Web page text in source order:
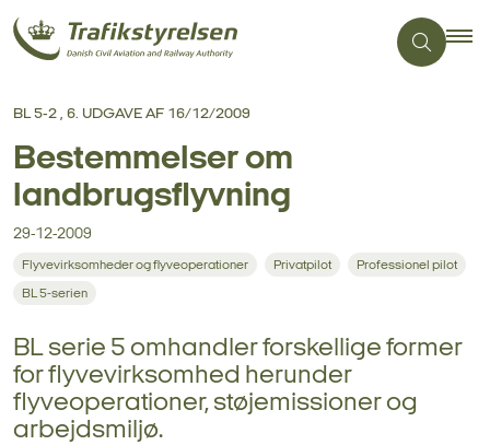
BL 5-2 , 6. UDGAVE AF 16/12/2009
Bestemmelser om
landbrugsflyvning
29-12-2009
Flyvevirksomheder og flyveoperationer Privatpilot Professionel pilot
BL 5-serien
BL serie 5 omhandler forskellige former
for flyvevirksomhed herunder
flyveoperationer, støjemissioner og
arbejdsmiljø.